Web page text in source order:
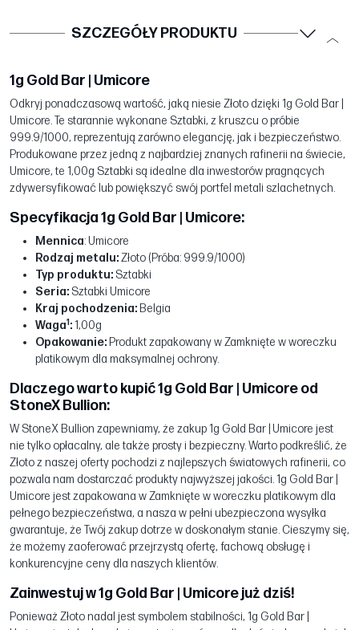
SZCZEGÓŁY PRODUKTU
1g Gold Bar | Umicore
Odkryj ponadczasową wartość, jaką niesie Złoto dzięki 1g Gold Bar |
Umicore. Te starannie wykonane Sztabki, z kruszcu o próbie
999.9/1000, reprezentują zarówno elegancję, jak i bezpieczeństwo.
Produkowane przez jedną z najbardziej znanych rafinerii na świecie,
Umicore, te 1,00g Sztabki są idealne dla inwestorów pragnących
zdywersyfikować lub powiększyć swój portfel metali szlachetnych.
Specyfikacja 1g Gold Bar | Umicore:
Mennica: Umicore
Rodzaj metalu:Złoto (Próba: 999.9/1000)
Typ produktu: Sztabki
Seria: Sztabki Umicore
Kraj pochodzenia: Belgia
Waga1: 1,00g
Opakowanie: Produkt zapakowany w Zamknięte w woreczku
platikowym dla maksymalnej ochrony.
Dlaczego warto kupić 1g Gold Bar | Umicore od
StoneX Bullion:
W StoneX Bullion zapewniamy, że zakup 1g Gold Bar | Umicore jest
nie tylko opłacalny, ale także prosty i bezpieczny. Warto podkreślić, że
Złoto z naszej oferty pochodzi z najlepszych światowych rafinerii, co
pozwala nam dostarczać produkty najwyższej jakości. 1g Gold Bar |
Umicore jest zapakowana w Zamknięte w woreczku platikowym dla
pełnego bezpieczeństwa, a nasza w pełni ubezpieczona wysyłka
gwarantuje, że Twój zakup dotrze w doskonałym stanie. Cieszymy się,
że możemy zaoferować przejrzystą ofertę, fachową obsługę i
konkurencyjne ceny dla naszych klientów.
Zainwestuj w 1g Gold Bar | Umicore już dziś!
Ponieważ Złoto nadal jest symbolem stabilności, 1g Gold Bar |